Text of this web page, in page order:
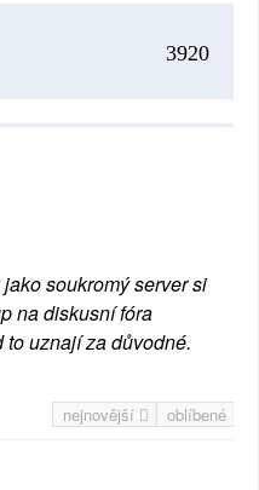
3920
soukromý server si
na diskusní fóra
uznají za důvodné.
nejnovější oblíbené